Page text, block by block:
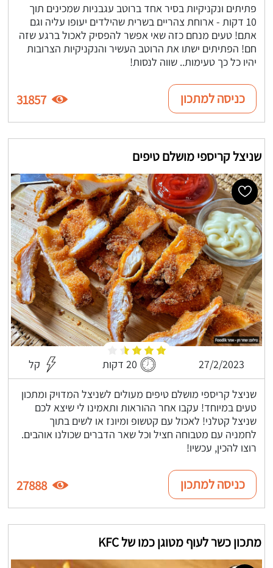
פתיתים ונקניקיות בסיר אחד ברוטב עגבניות שמכינים תוך
10 דקות - ארוחת צהריים בשרית שהילדים יעופו עליה וגם
אתם! טעים מנחם כזה שאי אפשר להפסיק לאכול ברגע שזה
חם! הפתיתים ישתו את הרוטב העשיר והנקניקיות הצרובות
יהיו כל כך טעימות.. שווה לנסות!
כניסה למתכון 31857
שניצל קריספי מושלם טיפים
27/2/2023 20 דקות קל
שניצל קריספי מושלם טיפים מעולים לשניצל המדויק ומתכון
טעים במיוחד! עקבו אחר ההוראות ותאמינו לי שיצא לכם
שניצל קטלני! לאכול עם קטשופ ומיונז או לשים בתוך
לחמניה עם מטבוחה חציל וכל שאר הדברים שכולנו אוהבים.
רוצו להכין, עכשיו!
כניסה למתכון 27888
מתכון כשר לעוף מטוגן כמו של KFC